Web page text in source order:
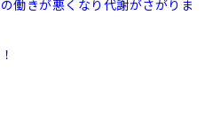
働きが悪くなり代謝がさがりま